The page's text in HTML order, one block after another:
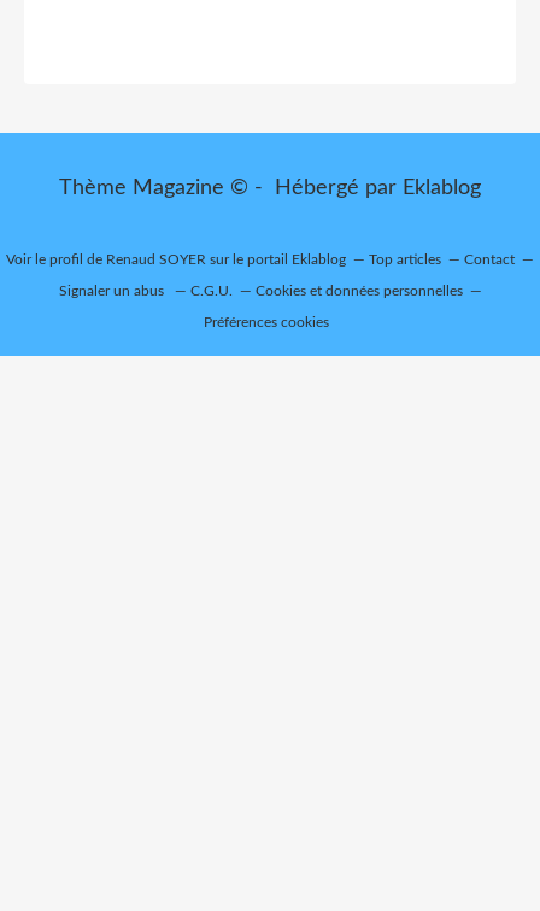
Thème Magazine © - Hébergé par Eklablog
Voir le profil de Renaud SOYER sur le portail Eklablog Top articles Contact
Signaler un abus C.G.U. Cookies et données personnelles
Préférences cookies